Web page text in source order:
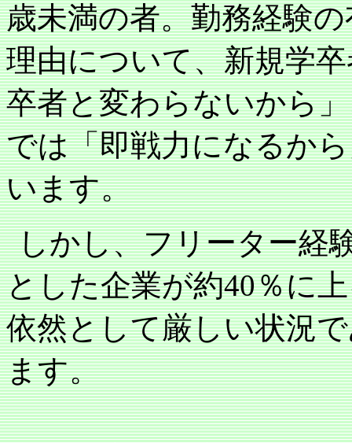
歳未満の者。勤務経験
理由について、新規学
卒者と変わらないから
では「即戦力になるか
います。
しかし、フリーター経
とした企業が約40％に
依然として厳しい状況
ます。